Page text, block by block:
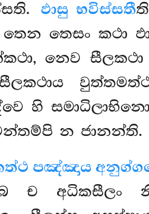
ඵාසු භවිස්සතී
තෙසං කථා
නෙව
හි
න ජානන්ති.
පඤ්ඤාය
ච අධිකසීලං